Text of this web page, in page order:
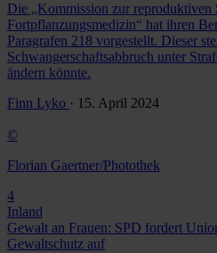
Die „Kommission zur reproduktiven
Fortpflanzungsmedizin“ hat ihren
Paragrafen 218 vorgestellt. Dieser
Schwangerschaftsabbruch unter
ändern könnte.
Finn Lyko · 15. April 2024
©
Florian Gaertner/Photothek
4
Inland
Gewalt an Frauen: SPD fordert
Gewaltschutz auf